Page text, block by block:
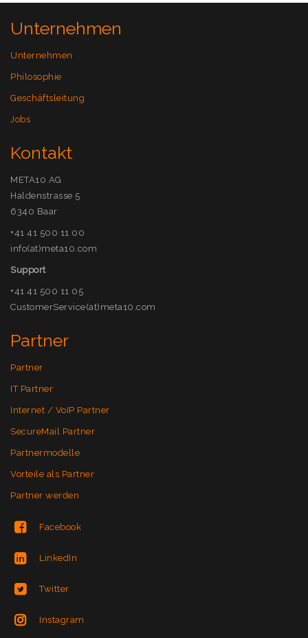
Unternehmen
Unternehmen
Philosophie
Geschäftsleitung
Jobs
Kontakt
META10 AG
Haldenstrasse 5
6340 Baar
+41 41 500 11 00
info(at)meta10.com
Support
+41 41 500 11 05
CustomerService(at)meta10.com
Partner
Partner
IT Partner
Internet / VoIP Partner
SecureMail Partner
Partnermodelle
Vorteile als Partner
Partner werden
Facebook
LinkedIn
Twitter
Instagram